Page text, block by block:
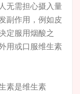
无需担心摄入量
副作用，例如皮
定服用烟酸之
用或口服维生素
素是维生素